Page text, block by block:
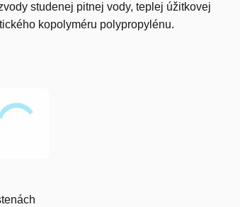
studenej pitnej vody, teplej úžitkovej
kopolyméru polypropylénu.